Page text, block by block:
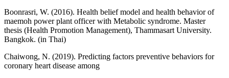
Boonrasri, W. (2016). Health belief model and health behavior of
maemoh power plant officer with Metabolic syndrome. Master
thesis (Health Promotion Management), Thammasart University.
Bangkok. (in Thai)
Chaiwong, N. (2019). Predicting factors preventive behaviors for
coronary heart disease among